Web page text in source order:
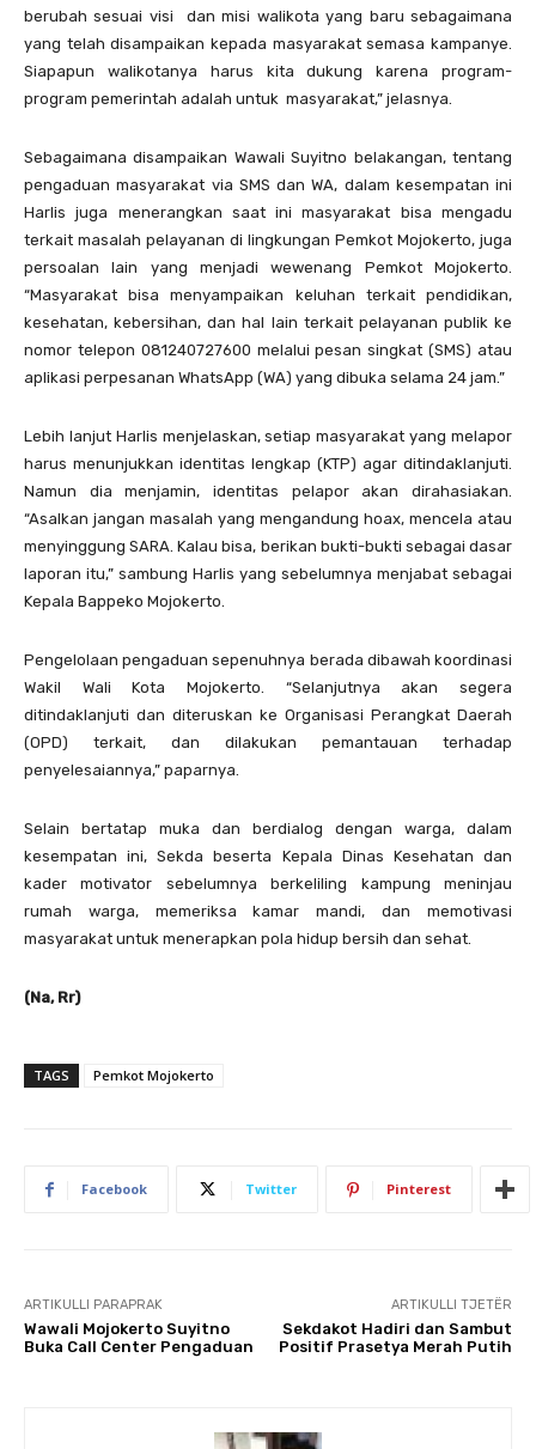
berubah sesuai visi dan misi walikota yang baru sebagaimana
yang telah disampaikan kepada masyarakat semasa kampanye.
Siapapun walikotanya harus kita dukung karena program-
program pemerintah adalah untuk masyarakat,” jelasnya.
Sebagaimana disampaikan Wawali Suyitno belakangan, tentang
pengaduan masyarakat via SMS dan WA, dalam kesempatan ini
Harlis juga menerangkan saat ini masyarakat bisa mengadu
terkait masalah pelayanan di lingkungan Pemkot Mojokerto, juga
persoalan lain yang menjadi wewenang Pemkot Mojokerto.
“Masyarakat bisa menyampaikan keluhan terkait pendidikan,
kesehatan, kebersihan, dan hal lain terkait pelayanan publik ke
nomor telepon 081240727600 melalui pesan singkat (SMS) atau
aplikasi perpesanan WhatsApp (WA) yang dibuka selama 24 jam.”
Lebih lanjut Harlis menjelaskan, setiap masyarakat yang melapor
harus menunjukkan identitas lengkap (KTP) agar ditindaklanjuti.
Namun dia menjamin, identitas pelapor akan dirahasiakan.
“Asalkan jangan masalah yang mengandung hoax, mencela atau
menyinggung SARA. Kalau bisa, berikan bukti-bukti sebagai dasar
laporan itu,” sambung Harlis yang sebelumnya menjabat sebagai
Kepala Bappeko Mojokerto.
Pengelolaan pengaduan sepenuhnya berada dibawah koordinasi
Wakil Wali Kota Mojokerto. “Selanjutnya akan segera
ditindaklanjuti dan diteruskan ke Organisasi Perangkat Daerah
(OPD) terkait, dan dilakukan pemantauan terhadap
penyelesaiannya,” paparnya.
Selain bertatap muka dan berdialog dengan warga, dalam
kesempatan ini, Sekda beserta Kepala Dinas Kesehatan dan
kader motivator sebelumnya berkeliling kampung meninjau
rumah warga, memeriksa kamar mandi, dan memotivasi
masyarakat untuk menerapkan pola hidup bersih dan sehat.
(Na, Rr)
TAGS Pemkot Mojokerto
Facebook Twitter Pinterest
ARTIKULLI PARAPRAK
Wawali Mojokerto Suyitno
Buka Call Center Pengaduan
ARTIKULLI TJETËR
Sekdakot Hadiri dan Sambut
Positif Prasetya Merah Putih